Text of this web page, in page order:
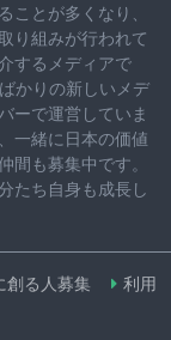
ことが多くなり、
り組みが行われて
するメディアで
かりの新しいメデ
ーで運営していま
一緒に日本の価値
間も募集中です。
たち自身も成長し
創る人募集
利用